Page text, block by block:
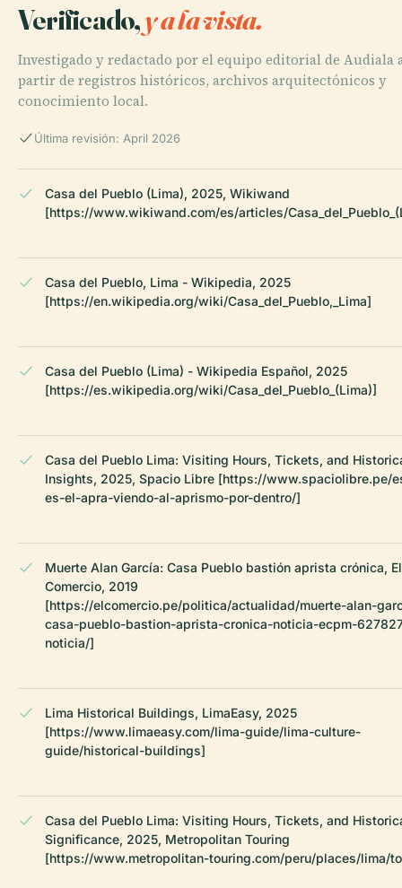
Verificado,y a la vista.
Investigado y redactado por el equipo editorial de Audiala
partir de registros históricos, archivos arquitectónicos y
conocimiento local.
Última revisión: April 2026
Casa del Pueblo (Lima), 2025, Wikiwand
[https://www.wikiwand.com/es/articles/
Casa del Pueblo, Lima - Wikipedia, 2025
[https://en.wikipedia.org/wiki/Casa_del_Pueblo,_Lima]
Casa del Pueblo (Lima) - Wikipedia Español, 2025
[https://es.wikipedia.org/wiki/Casa_del_Pueblo_(Lima)]
Casa del Pueblo Lima: Visiting Hours, Tickets, and
Insights, 2025, Spacio Libre [https://www.spaciolibre.pe/
es-el-apra-viendo-al-aprismo-por-dentro/]
Muerte Alan García: Casa Pueblo bastión aprista crónica, El
Comercio, 2019
[https://elcomercio.pe/politica/actualidad/muerte-alan-
casa-pueblo-bastion-aprista-cronica-noticia-ecpm-
noticia/]
Lima Historical Buildings, LimaEasy, 2025
[https://www.limaeasy.com/lima-guide/lima-culture-
guide/historical-buildings]
Casa del Pueblo Lima: Visiting Hours, Tickets, and
Significance, 2025, Metropolitan Touring
[https://www.metropolitan-touring.com/peru/places/lima/